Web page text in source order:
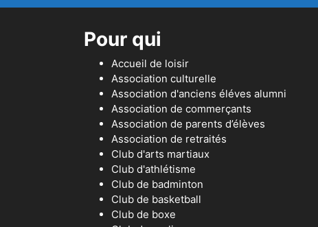
Pour qui
Accueil de loisir
Association culturelle
Association d'anciens éléves alumni
Association de commerçants
Association de parents d’élèves
Association de retraités
Club d'arts martiaux
Club d'athlétisme
Club de badminton
Club de basketball
Club de boxe